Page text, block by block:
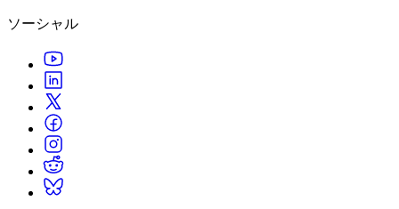
Unity がサポートする 25 以上のプラットフォームを見る
LiveOps
ローンチ後のインサイトとライブゲームオペレーション
成長
詳しく見る
発見され、モバイルユーザーを獲得する
運用の卓越性を達成する
小売
店内体験をオンライン体験に変換する
自動車
イノベーションと車内体験を促進する
すべての業界を見る
技術用語のライブラリ
ケーススタディ
実際の成功事例
ベストプラクティスガイド
専門家のヒントとコツ
デモ
ライブストリーム
Unity Awards
世界中のUnityクリエイターを祝う
Unity は初めてですか？旅を始めましょう
ハウツーガイド
実用的なヒントとベストプラクティス
教育
学生向け
キャリアをスタートさせる
ソーシャル